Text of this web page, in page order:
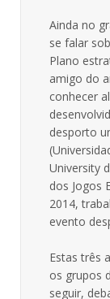
Ainda no
se falar
Plano
amigo do
conhecer
desporto
University
dos Jogos
2014,
evento
Estas três
os grupos
seguir,